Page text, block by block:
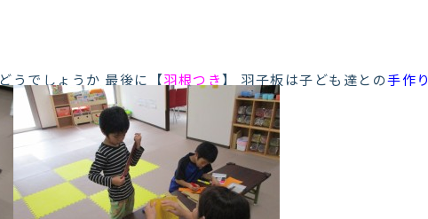
どうでしょうか 最後に【羽根つき】 羽子板は子ども達との手作り